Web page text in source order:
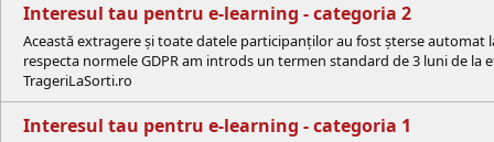
Interesul tau pentru e-learning - categoria 2
Această extragere și toate datele participanților au fost șterse
respecta normele GDPR am introds un termen standard de 3 luni de
TrageriLaSorti.ro
Interesul tau pentru e-learning - categoria 1